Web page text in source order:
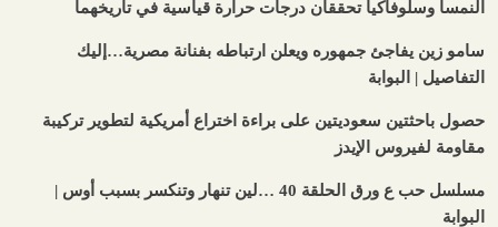
النمسا وسلوفاكيا تحققان درجات حرارة قياسية في تاريخهما
سامو زين يفاجئ جمهوره ويعلن ارتباطه بفنانة مصرية…إليك
التفاصيل | البوابة
حصول باحثتين سعوديتين على براءة اختراع أمريكية لتطوير تركيبة
مقاومة لفيروس الإيدز
مسلسل حب ع ورق الحلقة 40 …لين تنهار وتنكسر بسبب أوس |
البوابة